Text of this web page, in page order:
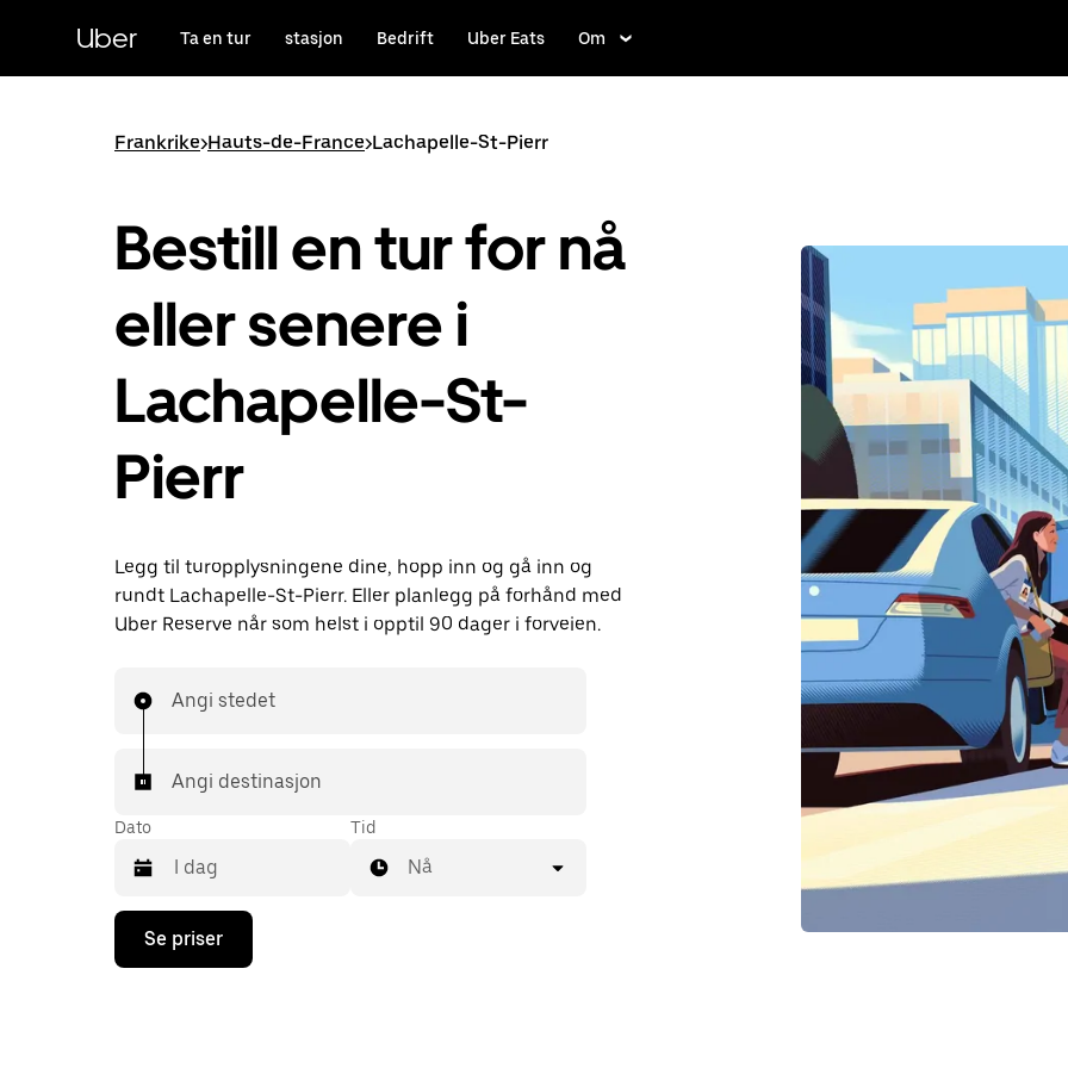
hovedinnholdet
Uber Ta en tur stasjon Bedrift Uber Eats Om
Frankrike>Hauts-de-France>Lachapelle-St-Pierr
Bestill en tur for nå
eller senere i
Lachapelle-St-
Pierr
Legg til turopplysningene dine, hopp inn og gå inn og
rundt Lachapelle-St-Pierr. Eller planlegg på forhånd med
Uber Reserve når som helst i opptil 90 dager i forveien.
Angi stedet
Angi destinasjon
Dato
Trykk
piltast
Tid
Nå
Se priser